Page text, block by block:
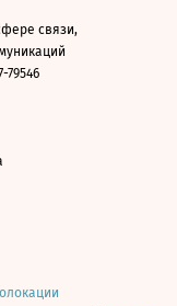
связи,
79546